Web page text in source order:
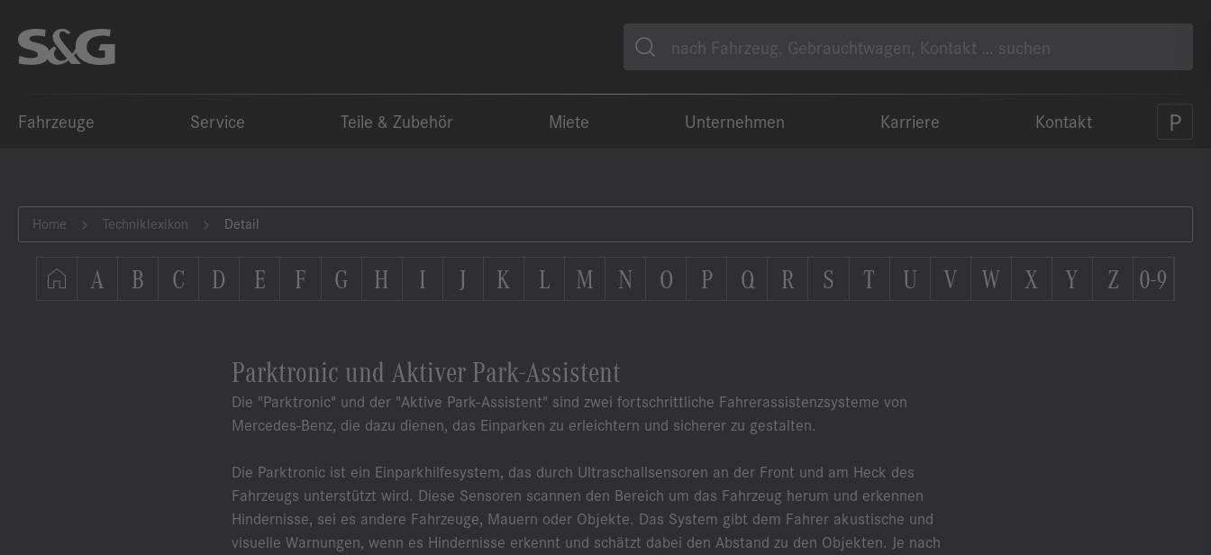
Suche
Fahrzeuge Service Teile & Zubehör Miete Unternehmen Karriere Kontakt
Home Techniklexikon Detail
A B C D E F G H I J K L M N O P Q R S T U V W X Y Z 0-9
Parktronic und Aktiver Park-Assistent
Die "Parktronic" und der "Aktive Park-Assistent" sind zwei fortschrittliche Fahrerassistenzsysteme von
Mercedes-Benz, die dazu dienen, das Einparken zu erleichtern und sicherer zu gestalten.
Die Parktronic ist ein Einparkhilfesystem, das durch Ultraschallsensoren an der Front und am Heck des
Fahrzeugs unterstützt wird. Diese Sensoren scannen den Bereich um das Fahrzeug herum und erkennen
Hindernisse, sei es andere Fahrzeuge, Mauern oder Objekte. Das System gibt dem Fahrer akustische und
visuelle Warnungen, wenn es Hindernisse erkennt und schätzt dabei den Abstand zu den Objekten. Je nach